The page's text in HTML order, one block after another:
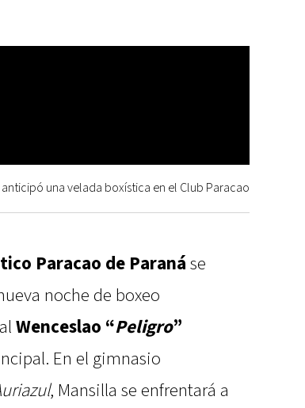
una velada boxística en el Club Paracao
Paracao de Paraná se
noche de boxeo
Wenceslao “Peligro”
En el gimnasio
, Mansilla se enfrentará a